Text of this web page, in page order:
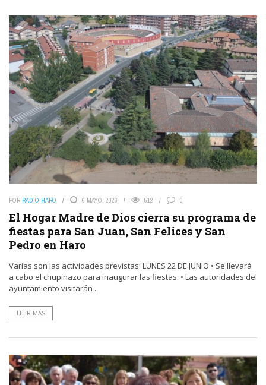
POR RADIO HARO 6 MAYO, 2026 512 0
El Hogar Madre de Dios cierra su programa de
fiestas para San Juan, San Felices y San
Pedro en Haro
Varias son las actividades previstas: LUNES 22 DE JUNIO • Se llevará
a cabo el chupinazo para inaugurar las fiestas. • Las autoridades del
ayuntamiento visitarán ...
LEER MÁS